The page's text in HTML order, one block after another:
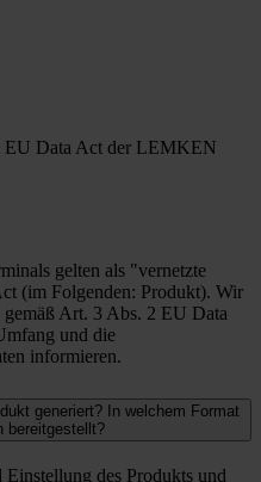
EU Data Act der LEMKEN
gelten als "vernetzte
(im Folgenden: Produkt). Wir
Art. 3 Abs. 2 EU Data
und die
informieren.
generiert? In welchem Format
bereitgestellt?
des Produkts und